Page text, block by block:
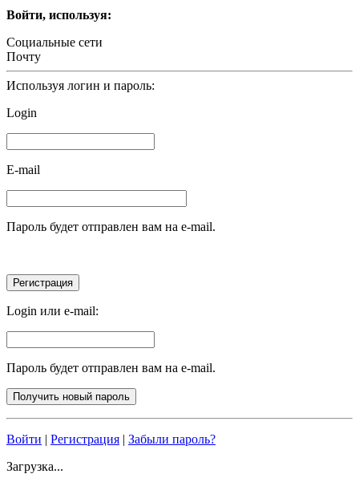
Войти, используя:
Социальные сети
Почту
Используя логин и пароль:
Login
E-mail
Пароль будет отправлен вам на e-mail.
Login или e-mail:
Пароль будет отправлен вам на e-mail.
Войти | Регистрация | Забыли пароль?
Загрузка...